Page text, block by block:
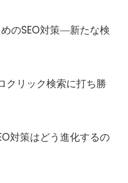
のSEO対策―新たな検
リック検索に打ち勝
対策はどう進化するの